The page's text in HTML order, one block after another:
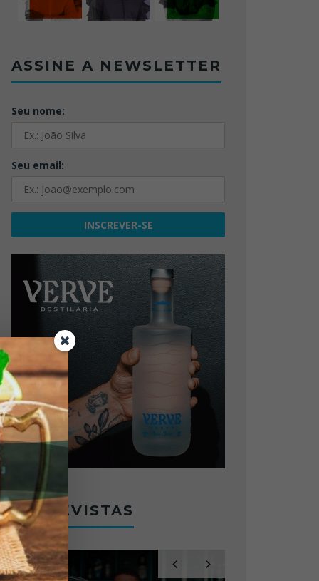
ASSINE A NEWSLETTER
Seu nome:
Seu email:
ENTREVISTAS